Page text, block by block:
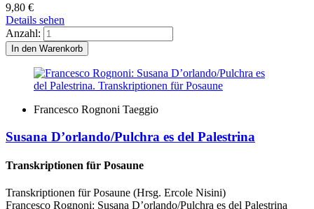
9,80 €
Details sehen
Anzahl:
Francesco Rognoni Taeggio
Susana D’orlando/Pulchra es del Palestrina
Transkriptionen für Posaune
Transkriptionen für Posaune (Hrsg. Ercole Nisini)
Francesco Rognoni: Susana D’orlando/Pulchra es del Palestrina